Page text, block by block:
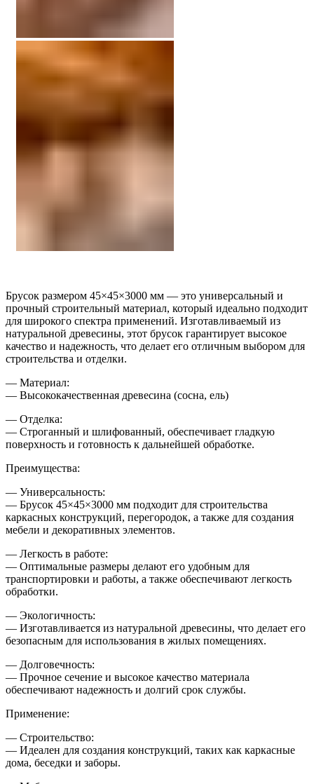
Брусок размером 45×45×3000 мм — это универсальный и
прочный строительный материал, который идеально подходит
для широкого спектра применений. Изготавливаемый из
натуральной древесины, этот брусок гарантирует высокое
качество и надежность, что делает его отличным выбором для
строительства и отделки.
— Материал:
— Высококачественная древесина (сосна, ель)
— Отделка:
— Строганный и шлифованный, обеспечивает гладкую
поверхность и готовность к дальнейшей обработке.
Преимущества:
— Универсальность:
— Брусок 45×45×3000 мм подходит для строительства
каркасных конструкций, перегородок, а также для создания
мебели и декоративных элементов.
— Легкость в работе:
— Оптимальные размеры делают его удобным для
транспортировки и работы, а также обеспечивают легкость
обработки.
— Экологичность:
— Изготавливается из натуральной древесины, что делает его
безопасным для использования в жилых помещениях.
— Долговечность:
— Прочное сечение и высокое качество материала
обеспечивают надежность и долгий срок службы.
Применение:
— Строительство:
— Идеален для создания конструкций, таких как каркасные
дома, беседки и заборы.